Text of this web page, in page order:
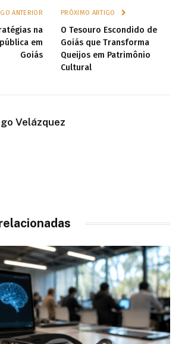
ANTERIOR
na
em
Goiás
PRÓXIMO ARTIGO
O Tesouro Escondido de
Goiás que Transforma
Queijos em Patrimônio
Cultural
Velázquez